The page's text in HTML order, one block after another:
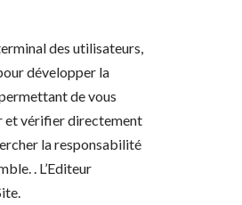
des utilisateurs,
développer la
de vous
et vérifier directement
la responsabilité
. L’Editeur